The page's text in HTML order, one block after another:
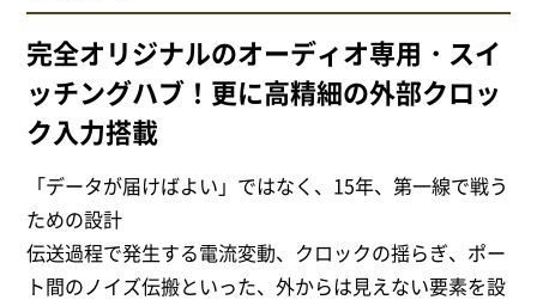
Tel. 0568-37-4757
【営業時間】9:30～18:00【定休日】火・水
フォームからお問合せ
完全オリジナルのオーディオ専用・スイ
ッチングハブ！更に高精細の外部クロッ
ク入力搭載
「データが届けばよい」ではなく、15年、第一線で戦う
ための設計
伝送過程で発生する電流変動、クロックの揺らぎ、ポー
ト間のノイズ伝搬といった、外からは見えない要素を設